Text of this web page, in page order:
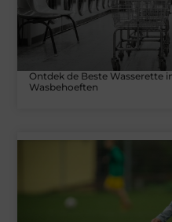
Ontdek de Beste Wasserette
Wasbehoeften